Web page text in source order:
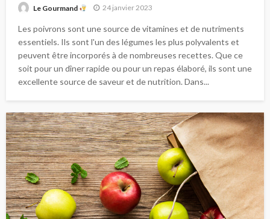
Le Gourmand 24 janvier 2023
Les poivrons sont une source de vitamines et de nutriments
essentiels. Ils sont l'un des légumes les plus polyvalents et
peuvent être incorporés à de nombreuses recettes. Que ce
soit pour un dîner rapide ou pour un repas élaboré, ils sont une
excellente source de saveur et de nutrition. Dans...